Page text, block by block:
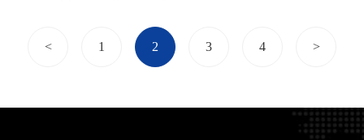
< 1 2 3 4 >